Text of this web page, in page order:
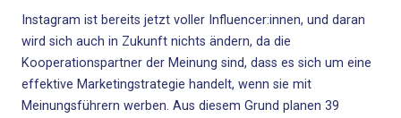
Instagram ist bereits jetzt voller Influencer:innen, und daran
wird sich auch in Zukunft nichts ändern, da die
Kooperationspartner der Meinung sind, dass es sich um eine
effektive Marketingstrategie handelt, wenn sie mit
Meinungsführern werben. Aus diesem Grund planen 39